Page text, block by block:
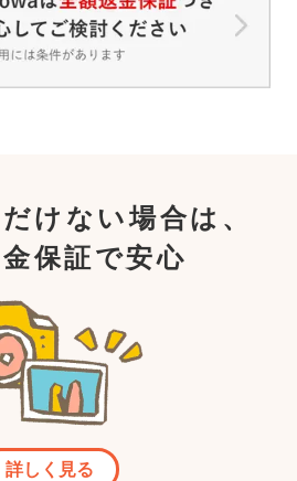
けない場合は、
保証で安心
詳しく見る